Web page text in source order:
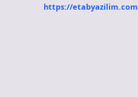
https://etabyazilim.com